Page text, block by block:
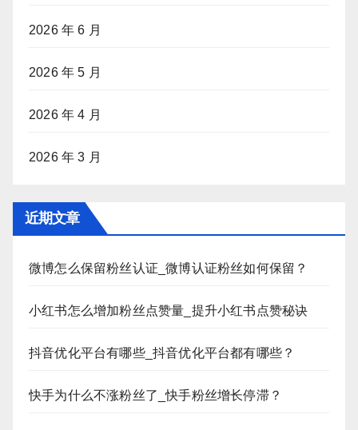
2026 年 6 月
2026 年 5 月
2026 年 4 月
2026 年 3 月
近期文章
微博怎么保留粉丝认证_微博认证粉丝如何保留？
小红书怎么增加粉丝点赞量_提升小红书点赞秘诀
抖音优化平台有哪些_抖音优化平台都有哪些？
快手为什么不涨粉丝了_快手粉丝增长停滞？